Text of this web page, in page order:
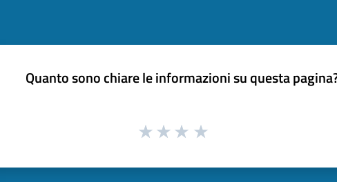
Quanto sono chiare le informazioni su questa